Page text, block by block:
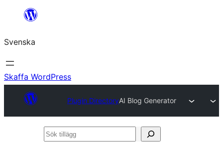
Hoppa
innehåll
Svenska
Skaffa WordPress
Plugin DirectoryAI Blog Generator
Sök